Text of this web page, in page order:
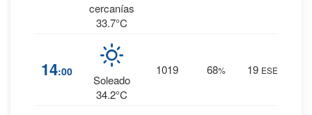
cercanías
33.7°C
14:00
Soleado
34.2°C
1019 68% 19 ESE